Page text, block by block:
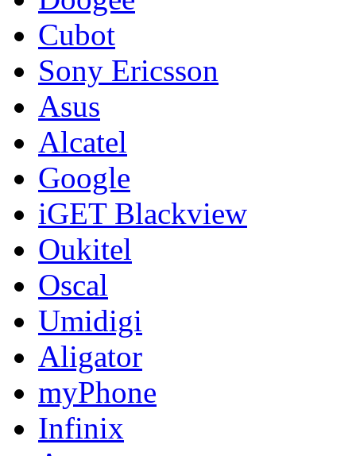
Cubot
Sony Ericsson
Asus
Alcatel
Google
iGET Blackview
Oukitel
Oscal
Umidigi
Aligator
myPhone
Infinix